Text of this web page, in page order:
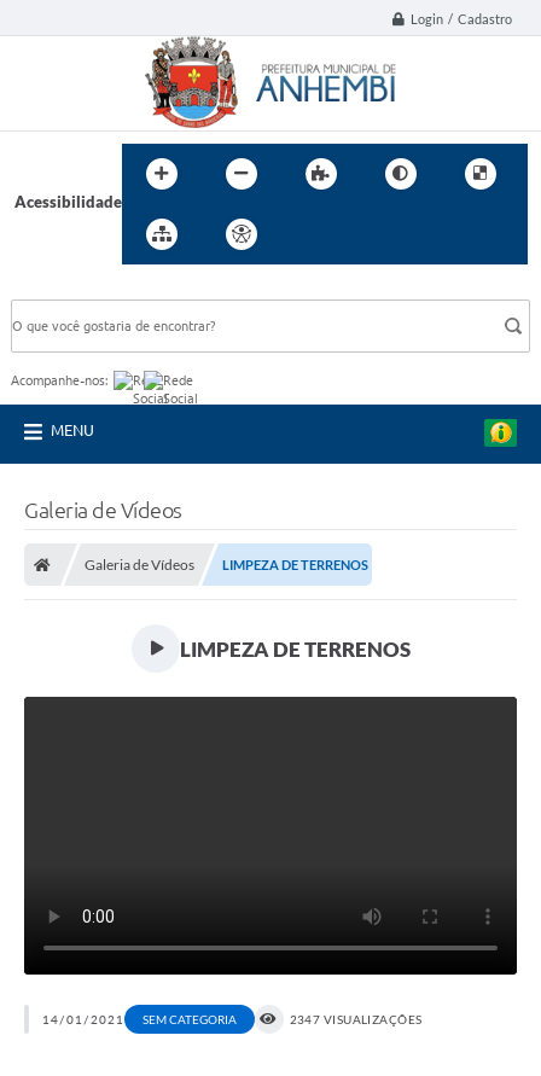
Login / Cadastro
Acessibilidade
Acompanhe-nos:
MENU
Galeria de Vídeos
Galeria de Vídeos LIMPEZA DE TERRENOS
LIMPEZA DE TERRENOS
14/01/2021 SEM CATEGORIA 2347 VISUALIZAÇÕES